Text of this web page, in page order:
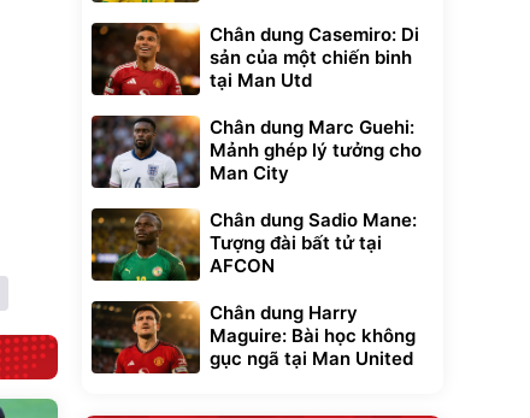
Chân dung Casemiro: Di
sản của một chiến binh
tại Man Utd
Chân dung Marc Guehi:
Mảnh ghép lý tưởng cho
Man City
Chân dung Sadio Mane:
Tượng đài bất tử tại
AFCON
Chân dung Harry
Maguire: Bài học không
gục ngã tại Man United